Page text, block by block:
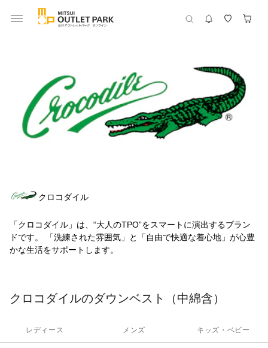
クロコダイル
「クロコダイル」は、“大人のTPO”をスマートに演出するブラン
ドです。 「洗練された雰囲気」と「自由で快適な着心地」が心豊
かな生活をサポートします。
クロコダイルのダウンベスト（中綿含）
レディース メンズ キッズ・ベビー